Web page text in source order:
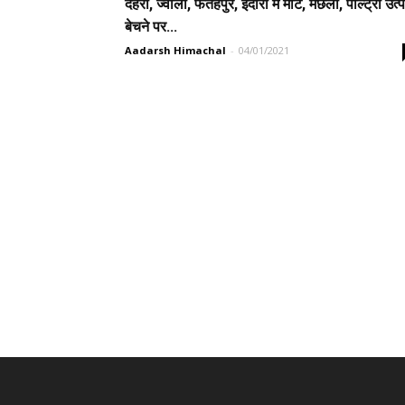
देहरा, ज्वाली, फतेहपुर, इंदौरा में मीट, मछली, पोल्ट्री
बेचने पर...
Aadarsh Himachal - 04/01/2021